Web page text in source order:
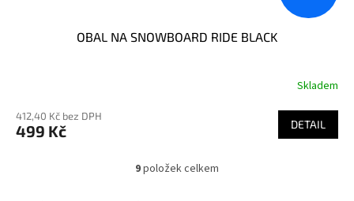
OBAL NA SNOWBOARD RIDE BLACK
Skladem
412,40 Kč bez DPH
499 Kč DETAIL
O
9položek celkem